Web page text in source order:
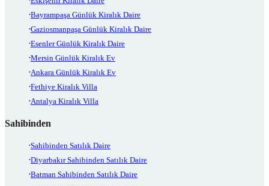
Bayrampaşa Günlük Kiralık Daire
Gaziosmanpaşa Günlük Kiralık Daire
Esenler Günlük Kiralık Daire
Mersin Günlük Kiralık Ev
Ankara Günlük Kiralık Ev
Fethiye Kiralık Villa
Antalya Kiralık Villa
Sahibinden
Sahibinden Satılık Daire
Diyarbakır Sahibinden Satılık Daire
Batman Sahibinden Satılık Daire